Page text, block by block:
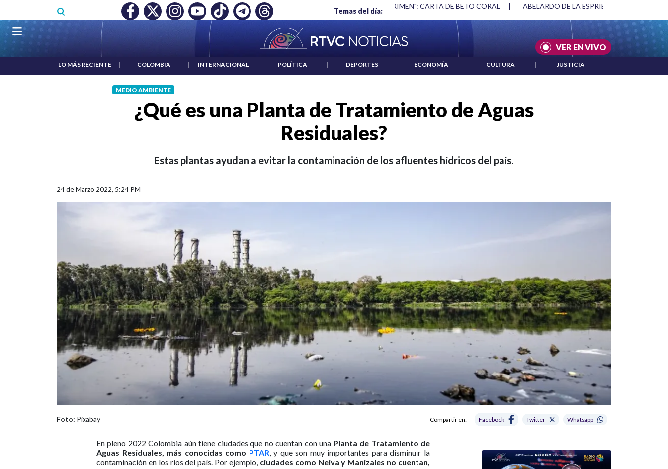
Temas del día:
MÍNIMO NO DESTRUYÓ EMPLEO: JP MORGAN | "HABLAR NO ES UN CRIMEN": CARTA DE BETO CORAL ABELARDO DE LA ESPRIELLA Y DMG | ACUERDOS ENTRE ESTADOS UNIDOS E
VER EN VIVO
Navegación principal
LO MÁS RECIENTE | COLOMBIA | INTERNACIONAL | POLÍTICA | DEPORTES | ECONOMÍA | CULTURA | JUSTICIA
MEDIO AMBIENTE
¿Qué es una Planta de Tratamiento de Aguas
Residuales?
Estas plantas ayudan a evitar la contaminación de los afluentes hídricos del país.
24 de Marzo 2022, 5:24 PM
Foto: Pixabay Compartir en: Facebook Twitter Whatsapp
En pleno 2022 Colombia aún tiene ciudades que no cuentan con una Planta de Tratamiento de
Aguas Residuales, más conocidas como PTAR, y que son muy importantes para disminuir la
contaminación en los ríos del país. Por ejemplo, ciudades como Neiva y Manizales no cuentan,